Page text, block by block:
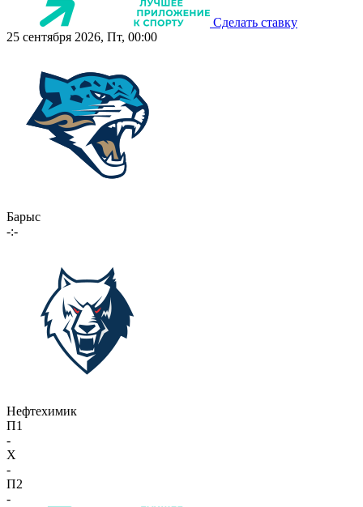
Сделать ставку
25 сентября 2026, Пт, 00:00
Барыс
-:-
Нефтехимик
П1
-
X
-
П2
-